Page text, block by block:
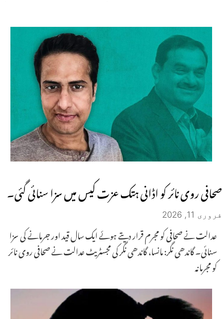
صحافی روی نائر کو اڈانی ہتک عزت کیس میں سزا سنائی گئی۔
فروری 11, 2026
عدالت نے صحافی کو مجرم قرار دیتے ہوئے ایک سال قید اور جرمانے کی سزا
سنائی۔ گاندھی نگر: مانسا، گاندھی نگر کی مجسٹریٹ عدالت نے صحافی روی نائر
کو مجرمانہ